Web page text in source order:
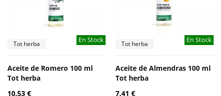
En Stock
Tot herba
Aceite de Romero 100 ml
Tot herba
10,53 €
En Stock
Tot herba
Aceite de Almendras 100 ml
Tot herba
7,41 €